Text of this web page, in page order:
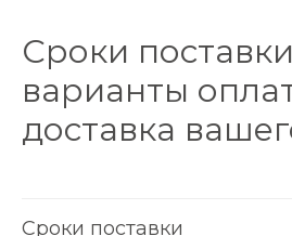
Сроки
варианты
доставка
Сроки поставки